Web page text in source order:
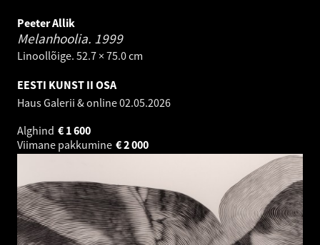
Peeter Allik
Melanhoolia. 1999
Linoollõige. 52.7 × 75.0 cm
EESTI KUNST II OSA
Haus Galerii & online02.05.2026
Alghind
1 600
€
Viimane pakkumine
2 000
€